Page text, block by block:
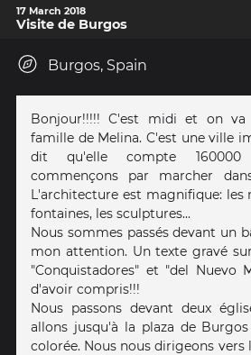
17 March 2018
Visite de Burgos
Burgos, Spain
Bonjour!!!!! C'est midi et on
famille de Melina. C'est une ville
dit qu'elle compte 160000
commençons par marcher
L'architecture est magnifique: les
fontaines, les sculptures...
Nous sommes passés devant un
mon attention. Un texte gravé
"Conquistadores" et "del Nuevo
d'avoir compris!!!
Nous passons devant deux
allons jusqu'à la plaza de
colorée. Nous nous dirigeons vers